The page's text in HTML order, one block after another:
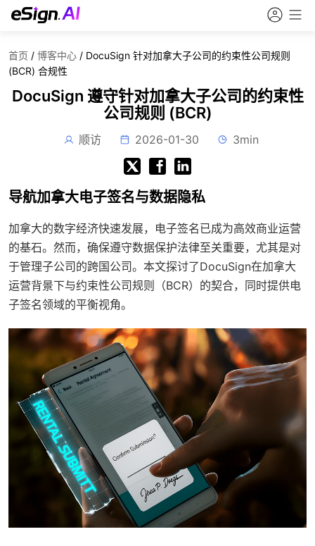
首页 / 博客中心 / DocuSign 针对加拿大子公司的约束性公司规则
(BCR) 合规性
DocuSign 遵守针对加拿大子公司的约束性
公司规则 (BCR)
顺访 2026-01-30 3min
导航加拿大电子签名与数据隐私
加拿大的数字经济快速发展，电子签名已成为高效商业运营
的基石。然而，确保遵守数据保护法律至关重要，尤其是对
于管理子公司的跨国公司。本文探讨了DocuSign在加拿大
运营背景下与约束性公司规则（BCR）的契合，同时提供电
子签名领域的平衡视角。